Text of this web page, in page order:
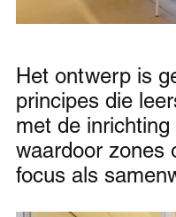
Het ontwerp is
principes die
met de
waardoor zones
focus als